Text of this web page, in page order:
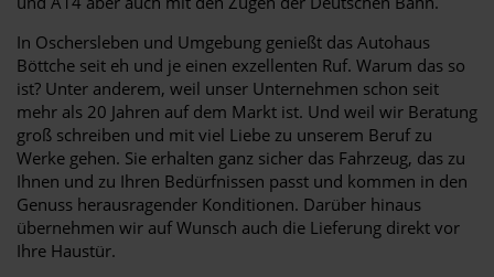
In Oschersleben und Umgebung genießt das Autohaus
Böttche seit eh und je einen exzellenten Ruf. Warum das so
ist? Unter anderem, weil unser Unternehmen schon seit
mehr als 20 Jahren auf dem Markt ist. Und weil wir Beratung
groß schreiben und mit viel Liebe zu unserem Beruf zu
Werke gehen. Sie erhalten ganz sicher das Fahrzeug, das zu
Ihnen und zu Ihren Bedürfnissen passt und kommen in den
Genuss herausragender Konditionen. Darüber hinaus
übernehmen wir auf Wunsch auch die Lieferung direkt vor
Ihre Haustür.